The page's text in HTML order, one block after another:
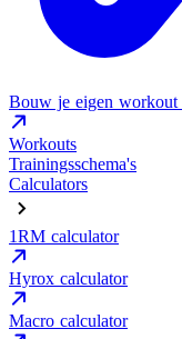
Bouw je eigen workout
Workouts
Trainingsschema's
Calculators
1RM calculator
Hyrox calculator
Macro calculator